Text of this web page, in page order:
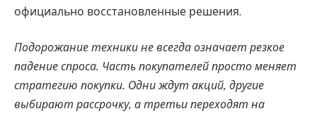
официально восстановленные решения.
Подорожание техники не всегда означает резкое
падение спроса. Часть покупателей просто меняет
стратегию покупки. Одни ждут акций, другие
выбирают рассрочку, а третьи переходят на